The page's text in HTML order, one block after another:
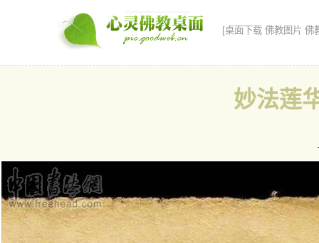
[桌面下载 佛教图片 佛
妙法莲